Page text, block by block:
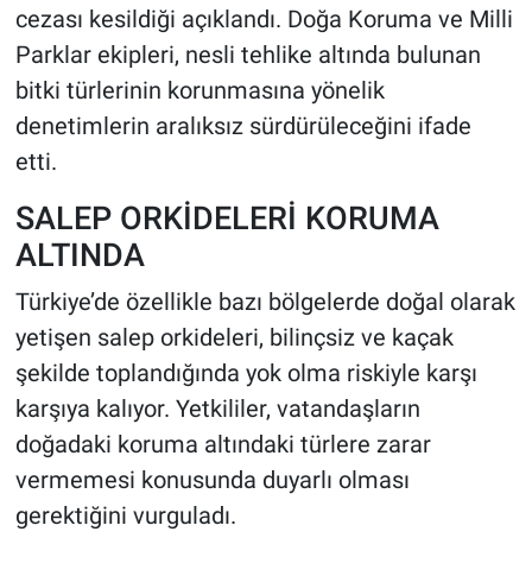
cezası kesildiği açıklandı. Doğa Koruma ve Milli
Parklar ekipleri, nesli tehlike altında bulunan
bitki türlerinin korunmasına yönelik
denetimlerin aralıksız sürdürüleceğini ifade
etti.
SALEP ORKİDELERİ KORUMA
ALTINDA
Türkiye’de özellikle bazı bölgelerde doğal olarak
yetişen salep orkideleri, bilinçsiz ve kaçak
şekilde toplandığında yok olma riskiyle karşı
karşıya kalıyor. Yetkililer, vatandaşların
doğadaki koruma altındaki türlere zarar
vermemesi konusunda duyarlı olması
gerektiğini vurguladı.